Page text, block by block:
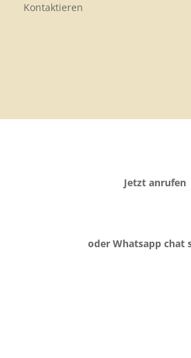
Kontaktieren
Jetzt anrufen
oder Whatsapp chat